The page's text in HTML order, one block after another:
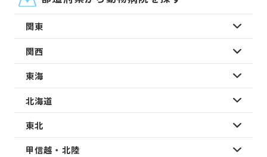
関東
関西
東海
北海道
東北
甲信越・北陸